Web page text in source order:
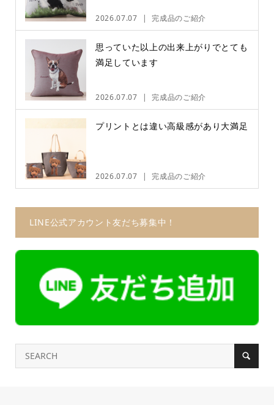
2026.07.07 完成品のご紹介
思っていた以上の出来上がりでとても
満足しています
2026.07.07 完成品のご紹介
プリントとは違い高級感があり大満足
2026.07.07 完成品のご紹介
LINE公式アカウント友だち募集中！